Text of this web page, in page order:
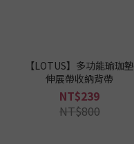
【LOTUS】多功能瑜珈墊
伸展帶收納背帶
NT$239
NT$800